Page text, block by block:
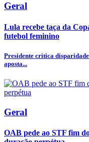
Geral
Lula recebe taça da
futebol feminino
Presidente critica
aposta...
Geral
OAB pede ao STF fim